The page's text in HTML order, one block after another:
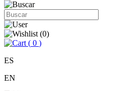
(0)
( 0 )
ES
EN